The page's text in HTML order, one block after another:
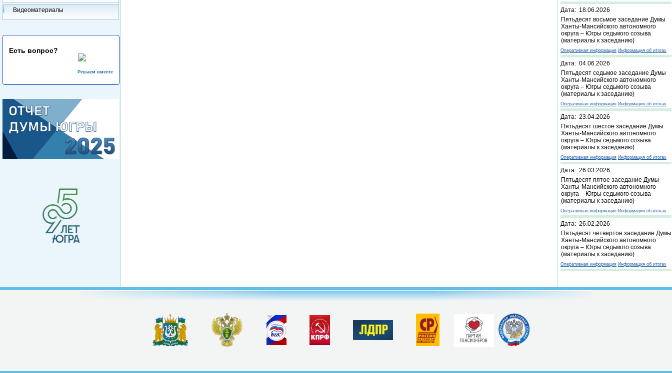
Видеоматериалы
Есть вопрос?
Решаем вместе
Дата: 18.06.2026
Пятьдесят восьмое заседание Думы
Ханты-Мансийского автономного
округа – Югры седьмого созыва
(материалы к заседанию)
Оперативная информация Информация об итогах
Дата: 04.06.2026
Пятьдесят седьмое заседание Думы
Ханты-Мансийского автономного
округа – Югры седьмого созыва
(материалы к заседанию)
Оперативная информация Информация об итогах
Дата: 23.04.2026
Пятьдесят шестое заседание Думы
Ханты-Мансийского автономного
округа – Югры седьмого созыва
(материалы к заседанию)
Оперативная информация Информация об итогах
Дата: 26.03.2026
Пятьдесят пятое заседание Думы
Ханты-Мансийского автономного
округа – Югры седьмого созыва
(материалы к заседанию)
Оперативная информация Информация об итогах
Дата: 26.02.2026
Пятьдесят четвертое заседание Думы
Ханты-Мансийского автономного
округа – Югры седьмого созыва
(материалы к заседанию)
Оперативная информация Информация об итогах